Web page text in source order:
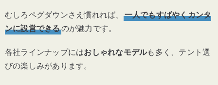
むしろペグダウンさえ慣れれば、 一人でもすばやくカンタ
ンに設営できるのが魅力です。
各社ラインナップにはおしゃれなモデルも多く、テント選
びの楽しみがあります。